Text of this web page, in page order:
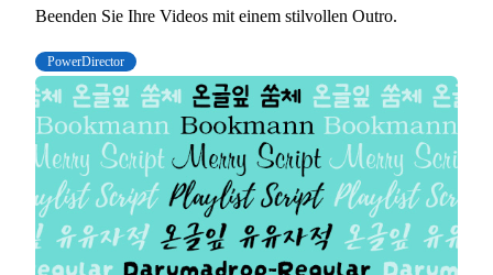
Beenden Sie Ihre Videos mit einem stilvollen Outro.
PowerDirector